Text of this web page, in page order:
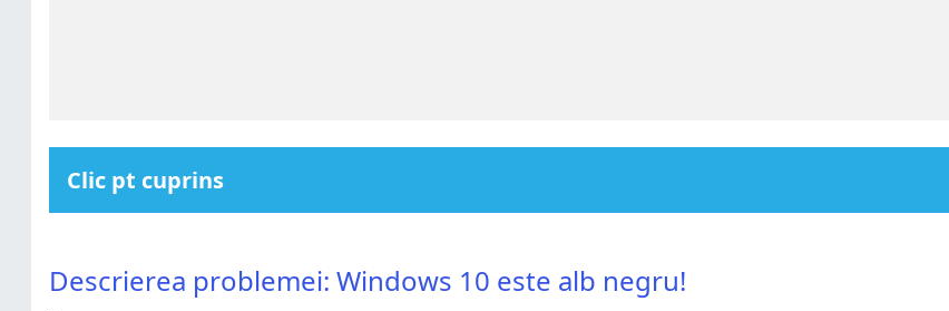
Clic pt cuprins
Dacă ai o versiune veche de Windows 10, urmează această soluție
Soluția: dezactivează filtrele de culoare ale Windows 10 pentru a reveni la normal
Descrierea problemei: Windows 10 este alb negru!